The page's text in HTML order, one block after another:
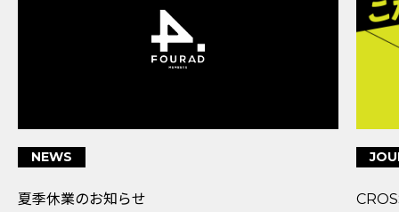
JOURNAL
CROSS TALK『こだわりを尊重し、信頼でつなが
NEWS
「実務